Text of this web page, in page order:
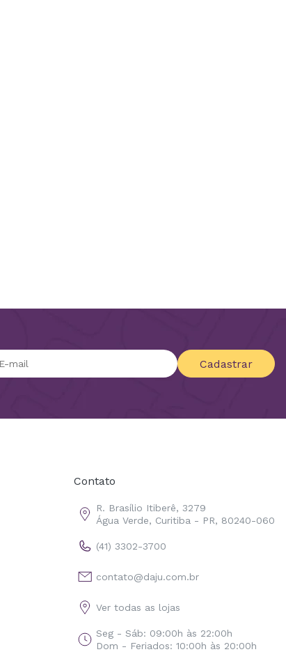
Cadastrar
Contato
R. Brasílio Itiberê, 3279
Água Verde, Curitiba - PR, 80240-060
(41) 3302-3700
contato@daju.com.br
Ver todas as lojas
Seg - Sáb: 09:00h às 22:00h
Dom - Feriados: 10:00h às 20:00h